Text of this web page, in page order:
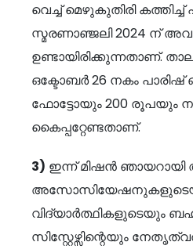
വെച്ച് മെഴുകുതിരി കത്തിച്ച്
സ്മരണാഞ്ജലി 2024 ന്
ഉണ്ടായിരിക്കുന്നതാണ്.
ഒക്ടോബർ 26 നകം
ഫോട്ടോയും 200 രൂപയും
കൈപ്പറ്റേണ്ടതാണ്.
3) ഇന്ന് മിഷൻ ഞായറായി
വിദ്യാർത്ഥികളുടെയും
സിസ്റ്റേഴ്സിന്റെയും